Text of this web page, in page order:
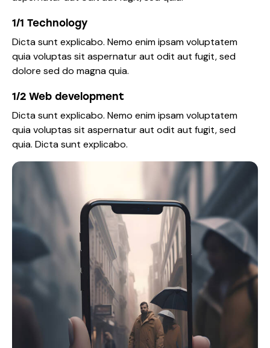
1/1 Technology
Dicta sunt explicabo. Nemo enim ipsam voluptatem
quia voluptas sit aspernatur aut odit aut fugit, sed
dolore sed do magna quia.
1/2 Web development
Dicta sunt explicabo. Nemo enim ipsam voluptatem
quia voluptas sit aspernatur aut odit aut fugit, sed
quia. Dicta sunt explicabo.